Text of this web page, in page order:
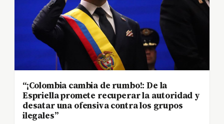
“¡Colombia cambia de rumbo!: De la
Espriella promete recuperar la autoridad y
desatar una ofensiva contra los grupos
ilegales”